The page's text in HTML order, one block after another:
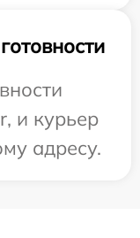
и курьер
адресу.